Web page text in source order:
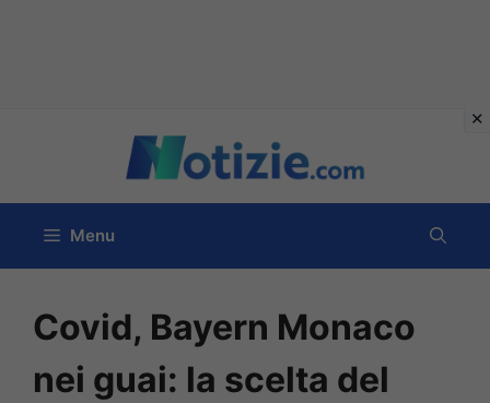
contenuto
Menu
Covid, Bayern Monaco
nei guai: la scelta del